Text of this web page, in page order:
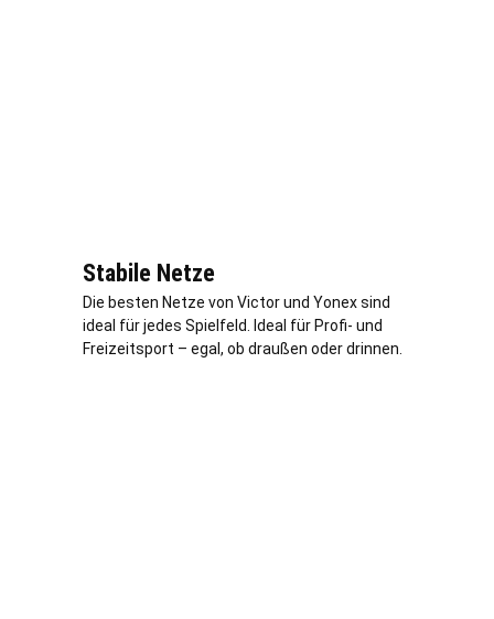
Stabile Netze
Die besten Netze von Victor und Yonex sind
ideal für jedes Spielfeld. Ideal für Profi- und
Freizeitsport – egal, ob draußen oder drinnen.